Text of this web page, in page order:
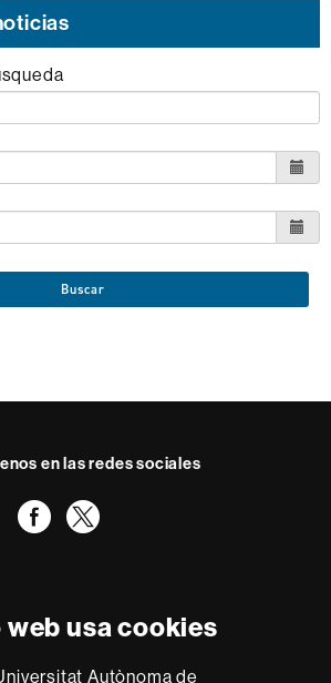
web usa cookies
Autònoma de
Buscar
en las redes sociales
Facebook
Twitter
Excellence
Research